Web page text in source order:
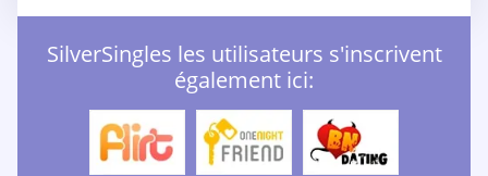
SilverSingles les utilisateurs s'inscrivent
également ici: